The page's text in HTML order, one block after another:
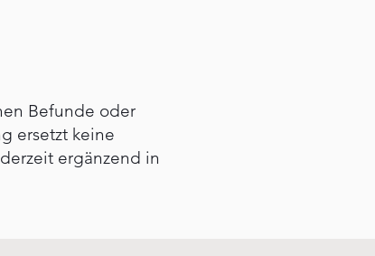
Befunde oder
ersetzt keine
ergänzend in